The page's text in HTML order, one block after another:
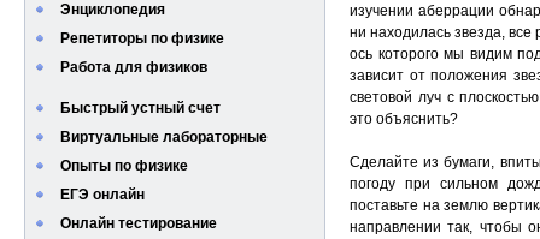
Энциклопедия
Репетиторы по физике
Работа для физиков
Быстрый устный счет
Виртуальные лабораторные
Опыты по физике
ЕГЭ онлайн
Онлайн тестирование
изучении аберрации
ни находилась звезда,
ось которого мы видим
зависит от положения
световой луч с
это объяснить?
Сделайте из бумаги,
погоду при сильном
поставьте на землю
направлении так, чтобы